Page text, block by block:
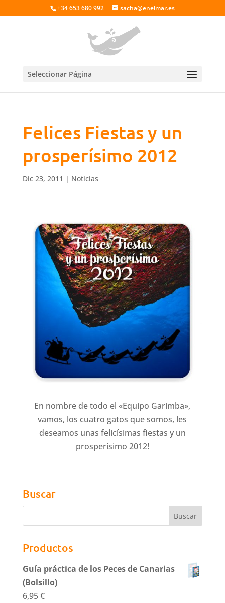
+34 653 680 992 sacha@enelmar.es
Seleccionar Página
Felices Fiestas y un
prosperísimo 2012
Dic 23, 2011 | Noticias
En nombre de todo el «Equipo Garimba»,
vamos, los cuatro gatos que somos, les
deseamos unas felicísimas fiestas y un
prosperísimo 2012!
Buscar
Productos
Guía práctica de los Peces de Canarias
(Bolsillo)
6,95€